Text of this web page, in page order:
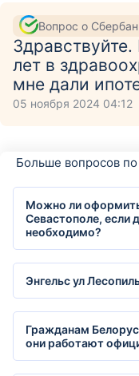
Вопрос о
лет в
мне дали
05 ноября 2024 04:12
Больше вопросов
Можно ли
Севастополе, если
необходимо?
Энгельс ул
Гражданам
они работают